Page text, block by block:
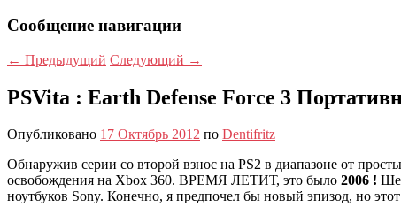
Сообщение навигации
← Предыдущий Следующий →
PSVita : Earth Defense Force 3
Опубликовано 17 Октябрь 2012 по Dentifritz
Обнаружив серии со второй взнос на PS2 в диапазоне от
освобождения на Xbox 360. ВРЕМЯ ЛЕТИТ, это было 2006 !
ноутбуков Sony. Конечно, я предпочел бы новый эпизод, но